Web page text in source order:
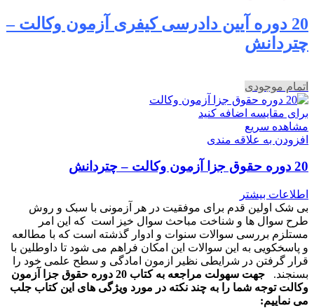
20 دوره آیین دادرسی کیفری آزمون وکالت –
چتردانش
اتمام موجودی
برای مقایسه اضافه کنید
مشاهده سریع
افزودن به علاقه مندی
20 دوره حقوق جزا آزمون وکالت – چتردانش
اطلاعات بیشتر
بی شک اولین قدم برای موفقیت در هر آزمونی با سبک و روش
طرح سوال ها و شناخت مباحث سوال خیز است که این امر
مستلزم بررسی سوالات سنوات و ادوار گذشته است که با مطالعه
و پاسخکویی به این سوالات این امکان فراهم می شود تا داوطلین با
قرار گرفتن در شرایطی نظیر ازمون امادگی و سطح علمی خود را
بسنجند.
جهت سهولت مراجعه به کتاب 20 دوره حقوق جزا آزمون
وکالت توجه شما را به چند نکته در مورد ویژگی های این کتاب جلب
می نماییم: